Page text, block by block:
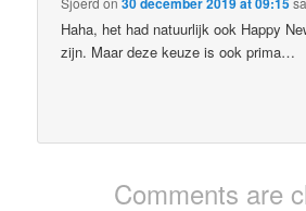
Haha, het had natuurlijk ook Happy
zijn. Maar deze keuze is ook prima…
Comments are